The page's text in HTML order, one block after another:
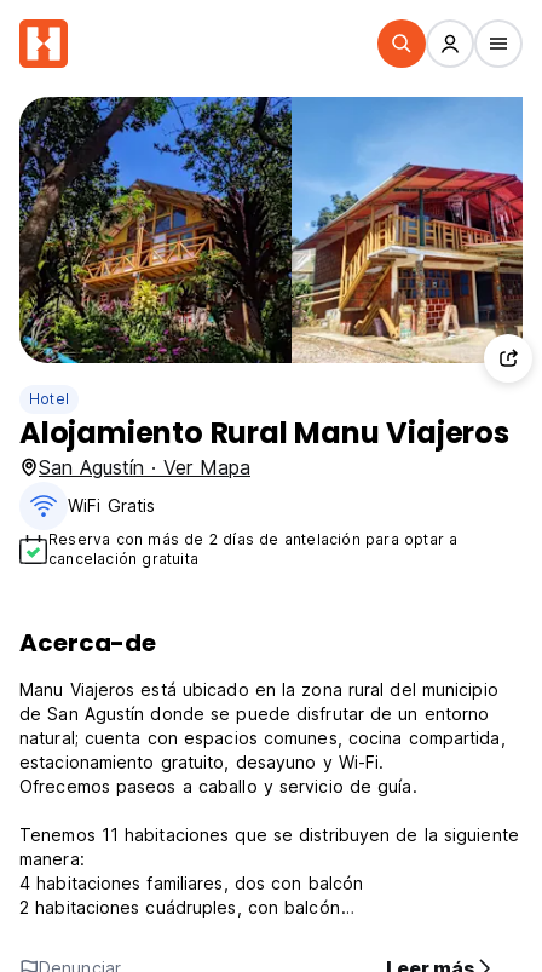
Hotel
Alojamiento Rural Manu Viajeros
San Agustín · Ver Mapa
WiFi Gratis
Reserva con más de 2 días de antelación para optar a
cancelación gratuita
Acerca-de
Manu Viajeros está ubicado en la zona rural del municipio
de San Agustín donde se puede disfrutar de un entorno
natural; cuenta con espacios comunes, cocina compartida,
estacionamiento gratuito, desayuno y Wi-Fi.
Ofrecemos paseos a caballo y servicio de guía.
Tenemos 11 habitaciones que se distribuyen de la siguiente
manera:
4 habitaciones familiares, dos con balcón
2 habitaciones cuádruples, con balcón
3 cabañas con cama doble.
Denunciar